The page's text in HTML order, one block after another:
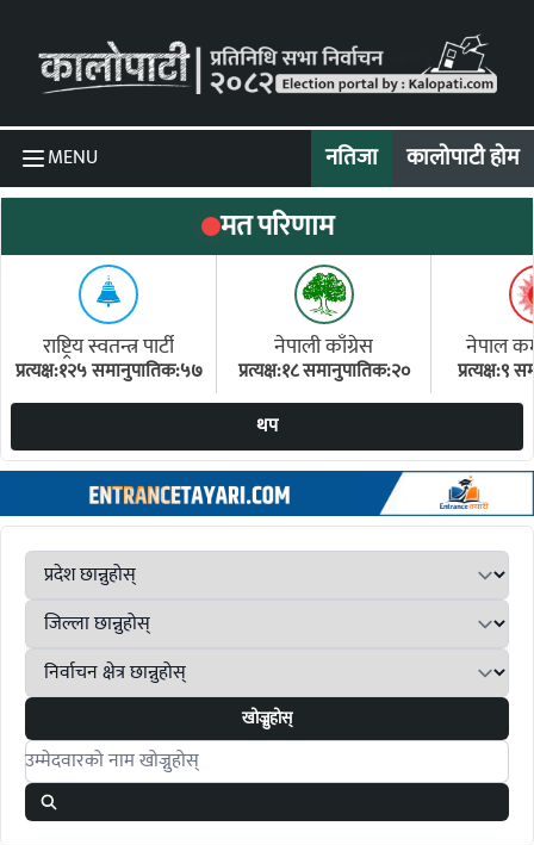
MENU नतिजा कालोपाटी होम
मत परिणाम
राष्ट्रिय स्वतन्त्र पार्टी
प्रत्यक्ष:१२५ समानुपातिक:५७
नेपाली काँग्रेस
प्रत्यक्ष:१८ समानुपातिक:२०
नेपाल
प्रत्यक्ष:९
थप
खोज्नुहोस्
Search candidates